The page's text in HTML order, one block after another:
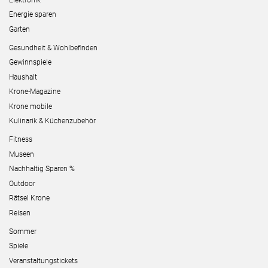
Energie sparen
Garten
Gesundheit & Wohlbefinden
Gewinnspiele
Haushalt
Krone-Magazine
Krone mobile
Kulinarik & Küchenzubehör
Fitness
Museen
Nachhaltig Sparen %
Outdoor
Rätsel Krone
Reisen
Sommer
Spiele
Veranstaltungstickets